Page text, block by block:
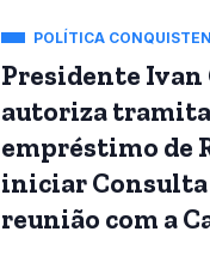
POLÍTICA
Presidente Ivan
autoriza
empréstimo de
iniciar Consulta
reunião com a